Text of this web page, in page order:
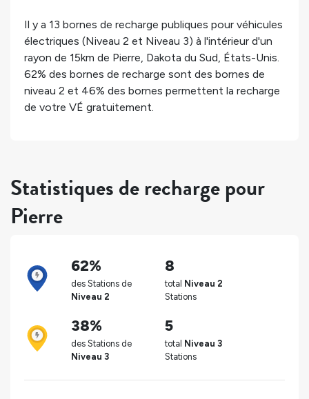
Il y a 13 bornes de recharge publiques pour véhicules
électriques (Niveau 2 et Niveau 3) à l'intérieur d'un
rayon de 15km de Pierre, Dakota du Sud, États-Unis.
62% des bornes de recharge sont des bornes de
niveau 2 et 46% des bornes permettent la recharge
de votre VÉ gratuitement.
Statistiques de recharge pour
Pierre
62%
des Stations de
Niveau 2
8
total Niveau 2
Stations
38%
des Stations de
Niveau 3
5
total Niveau 3
Stations